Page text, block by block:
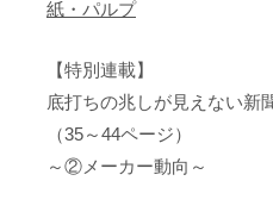
紙・パルプ
【特別連載】
底打ちの兆しが見えない新
（35～44ページ）
～②メーカー動向～